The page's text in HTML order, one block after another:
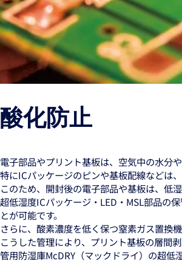
酸化防止
電子部品やプリント基板は、空気中の水分
特にICパッケージのピンや基板配線などは
このため、開封後の電子部品や基板は、低
超低湿度ICパッケージ・LED・MSL部品の
とが可能です。
さらに、酸素濃度を低く保つ窒素ガス置換
こうした管理により、プリント基板の層間
管用防湿庫McDRY（マックドライ）の超